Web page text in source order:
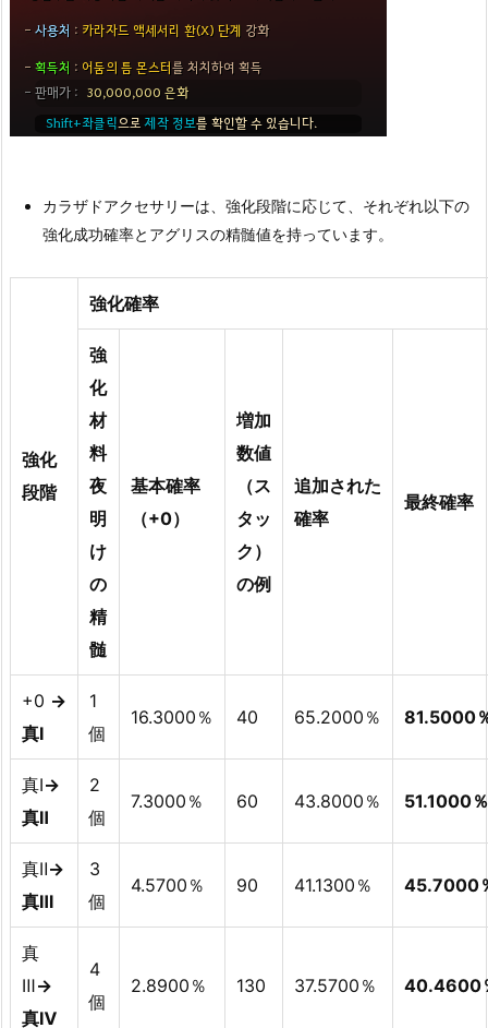
カラザドアクセサリーは、強化段階に応じて、それぞれ以下の
強化成功確率とアグリスの精髄値を持っています。
強化
段階
強化確率
強
化
材
料
夜
明
け
の
精
髄
基本確率
（+0）
増加
数値
（ス
タッ
ク）
の例
追加された
確率
最終確率
+0 →
真Ⅰ
1
個
16.3000％ 40 65.2000％ 81.5000
真Ⅰ→
真Ⅱ
2
個
7.3000％ 60 43.8000％ 51.1000％
真Ⅱ→
真Ⅲ
3
個
4.5700％ 90 41.1300％ 45.7000
真
Ⅲ→
真Ⅳ
4
個
2.8900％ 130 37.5700％ 40.4600